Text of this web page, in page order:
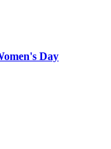
Day